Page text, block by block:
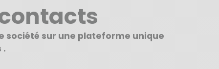
sur une plateforme unique
.